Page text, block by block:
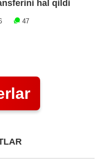
hal qildi
47